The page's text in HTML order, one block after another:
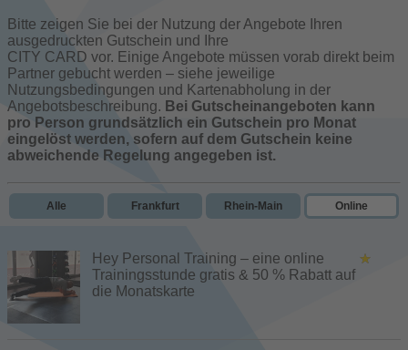
Bitte zeigen Sie bei der Nutzung der Angebote Ihren
ausgedruckten Gutschein und Ihre
CITY CARD vor. Einige Angebote müssen vorab direkt beim
Partner gebucht werden – siehe jeweilige
Nutzungsbedingungen und Kartenabholung in der
Angebotsbeschreibung. Bei Gutscheinangeboten kann
pro Person grundsätzlich ein Gutschein pro Monat
eingelöst werden, sofern auf dem Gutschein keine
abweichende Regelung angegeben ist.
Alle Frankfurt Rhein-Main Online
Hey Personal Training – eine online
Trainingsstunde gratis & 50 % Rabatt auf
die Monatskarte